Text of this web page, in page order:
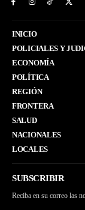
INICIO
POLICIALES Y
ECONOMÍA
POLÍTICA
REGIÓN
FRONTERA
SALUD
NACIONALES
LOCALES
SUBSCRIBIR
Reciba en su correo las